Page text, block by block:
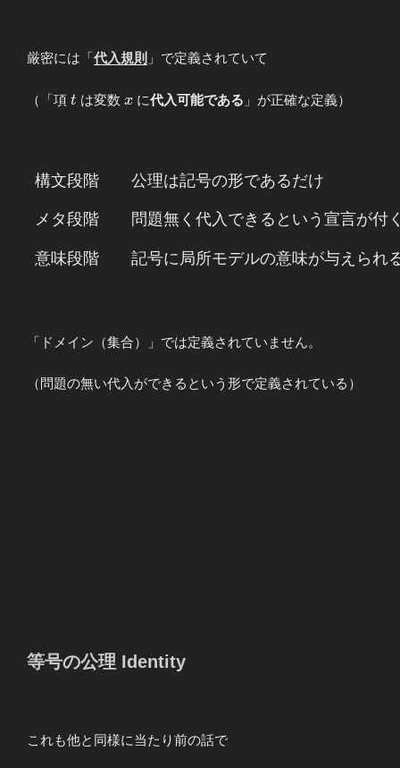
&構文レベル
\\ \\ 局所モ
記号に意味を
厳密には「代入規則 」で定義されていて
（「項 t
t は変数 x
x に代入可能である 」が正確な定義）
\begin{array}
階 && 公理は
るだけ \\ \\
宣言が付く
\\ \\ 意味段
局所モデルの
構文段階
メ タ段階
意味段階
公理は記号の形であるだけ
問題無く代入でき る と いう宣言が付
記号に局所モデルの意味が与え られ
「ドメイン（集合）」では定義されていません。
（問題の無い代入ができるという形で定義されている）
等号の公理 Identity
これも他と同様に当たり前の話で